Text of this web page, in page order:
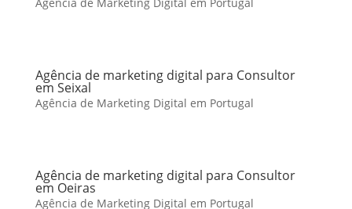
Agência de marketing digital para Consultor
em Seixal
Agência de Marketing Digital em Portugal
Agência de marketing digital para Consultor
em Oeiras
Agência de Marketing Digital em Portugal